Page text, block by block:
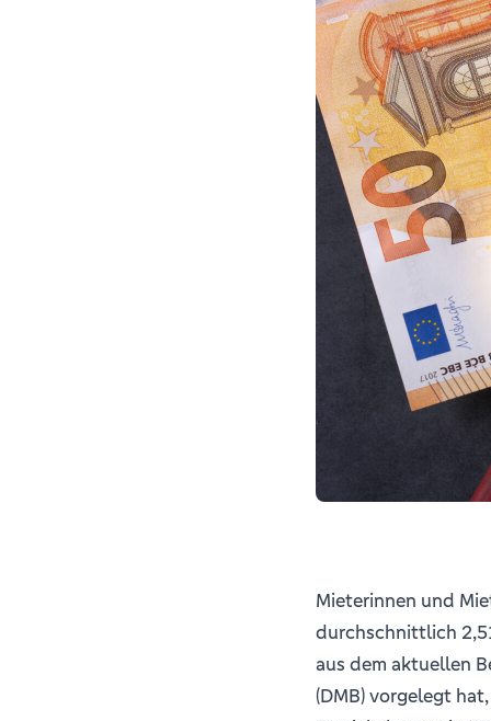
Mieterinnen und
durchschnittlich
aus dem aktuellen
(DMB) vorgelegt